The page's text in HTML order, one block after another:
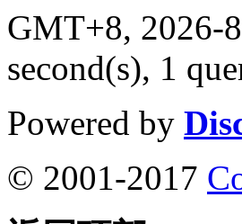
GMT+8, 2026-
second(s), 1
Powered by
© 2001-2017